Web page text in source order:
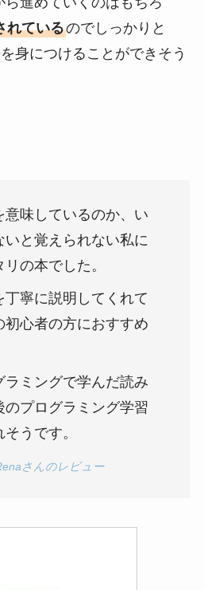
れているのでしっかりと
身につけることができそう
意味しているのか、い
いと覚えられない私に
の本でした。
丁寧に説明してくれて
初心者の方におすすめ
ラミングで学んだ読み
のプログラミング学習
うです。
さんのレビュー